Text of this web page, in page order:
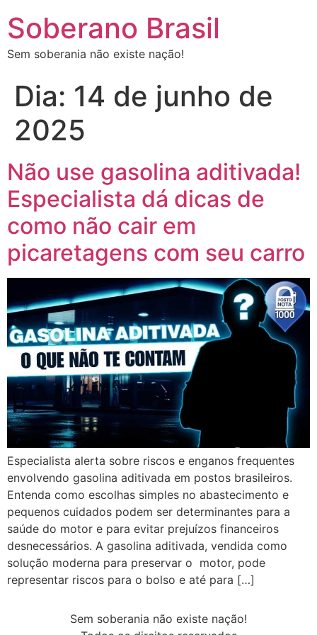
Soberano Brasil
Sem soberania não existe nação!
Dia: 14 de junho de
2025
Não use gasolina aditivada!
Especialista dá dicas de
como não cair em
picaretagens com seu carro
Especialista alerta sobre riscos e enganos frequentes
envolvendo gasolina aditivada em postos brasileiros.
Entenda como escolhas simples no abastecimento e
pequenos cuidados podem ser determinantes para a
saúde do motor e para evitar prejuízos financeiros
desnecessários. A gasolina aditivada, vendida como
solução moderna para preservar o motor, pode
representar riscos para o bolso e até para […]
Sem soberania não existe nação!